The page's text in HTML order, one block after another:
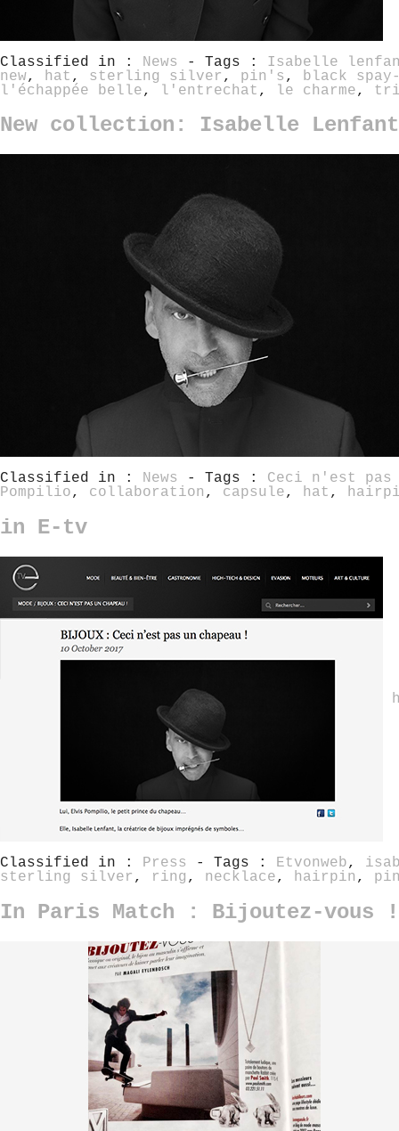
Classified in : News - Tags : Isabelle
new, hat , sterling silver , pin's ,
black
l'échappée belle, l'entrechat , le charme,
New collection: Isabelle
Classified in : News - Tags : Ceci n'est pas
Pompilio, collaboration , capsule, hat ,
in E-tv
Classified in : Press - Tags : Etvonweb,
sterling silver , ring , necklace, hairpin ,
In Paris Match : Bijoutez-vous !